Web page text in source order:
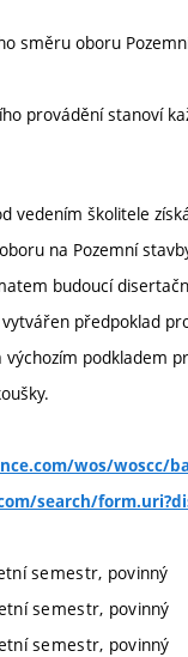
směru oboru
provádění stanoví
vedením školitele
na Pozemní
budoucí
předpoklad
podkladem
wos/woscc/
search/
semestr, povinný
semestr, povinný
semestr, povinný